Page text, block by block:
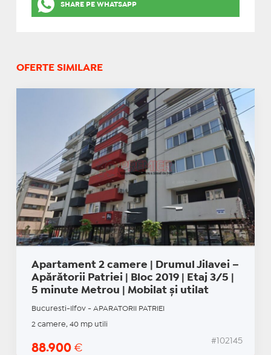
SHARE PE WHATSAPP
OFERTE SIMILARE
Apartament 2 camere | Drumul Jilavei –
Apărătorii Patriei | Bloc 2019 | Etaj 3/5 |
5 minute Metrou | Mobilat și utilat
Bucuresti-Ilfov - APARATORII PATRIEI
2 camere, 40 mp utili
88.900 €
#102145